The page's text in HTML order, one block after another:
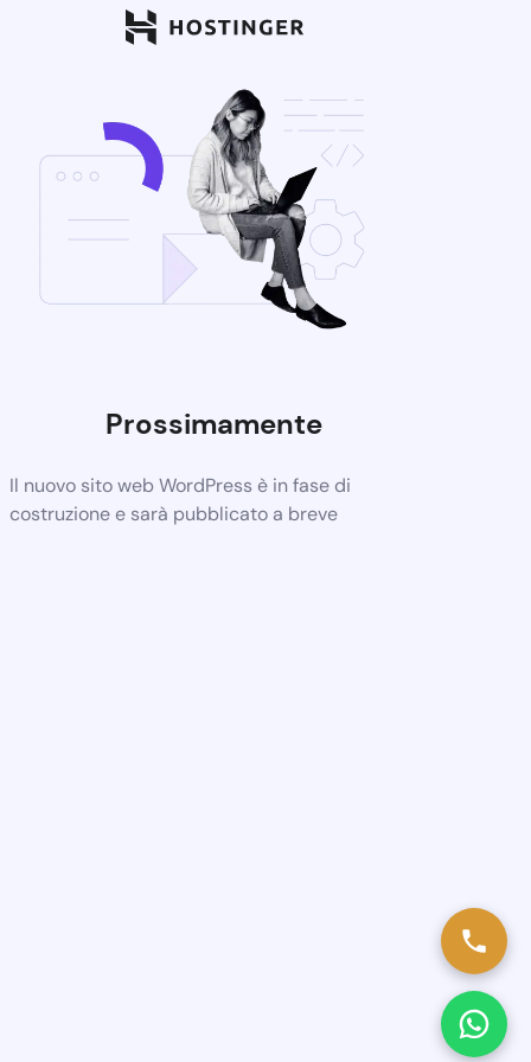
Prossimamente
Il nuovo sito web WordPress è in fase di
costruzione e sarà pubblicato a breve